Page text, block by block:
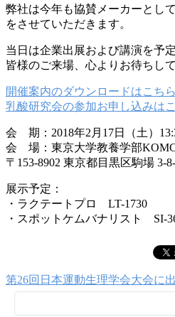
弊社は今年も協賛メーカーとし
をさせていただきます。
当日は企業出展および講演を予
皆様のご来場、心よりお待ちし
開催案内のダウンロードはこちら
乳酸研究会の参加お申し込みは
会 期：2018年2月17日（土）
会 場：東京大学教養学部
〒153-8902 東京都目黒区駒場 3-
展示予定：
・ラクテートプロ LT-1730
・スポットケムバナリスト SI-
第26回日本運動生理学会大会に